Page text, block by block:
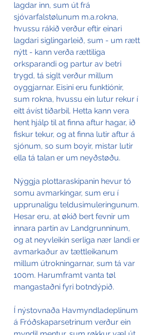
lagdar inn, sum út frá
sjóvarfalstølunum m.a.rokna,
hvussu rákið verður eftir einari
lagdari siglingarleið, sum - um rætt
nýtt - kann verða rættiliga
orksparandi og partur av betri
trygd, tá siglt verður millum
oyggjarnar. Eisini eru funktiónir,
sum rokna, hvussu ein lutur rekur í
eitt ávíst tíðarbil. Hetta kann vera
hent hjálp til at finna aftur hagar, ið
fiskur tekur, og at finna lutir aftur á
sjónum, so sum boyir, mistar lutir
ella tá talan er um neyðstøðu.
Nýggja plottaraskipanin hevur tó
somu avmarkingar, sum eru í
upprunaligu teldusimuleringunum.
Hesar eru, at økið bert fevnir um
innara partin av Landgrunninum,
og at neyvleikin serliga nær landi er
avmarkaður av tættleikanum
millum útrokningarnar, sum tá var
100m. Harumframt vanta tøl
mangastaðni fyri botndýpið.
Í nýstovnaða Havmyndladeplinum
á Fróðskaparsetrinum verður ein